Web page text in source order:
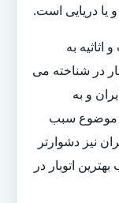
یا دریایی است.
به
در شناخته می
و به
موضوع سبب
نیز دشوارتر
اتوبار در